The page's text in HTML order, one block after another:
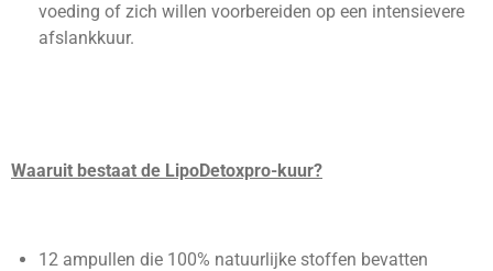
voeding of zich willen voorbereiden op een intensievere
afslankkuur.
Waaruit bestaat de LipoDetoxpro-kuur?
12 ampullen die 100% natuurlijke stoffen bevatten